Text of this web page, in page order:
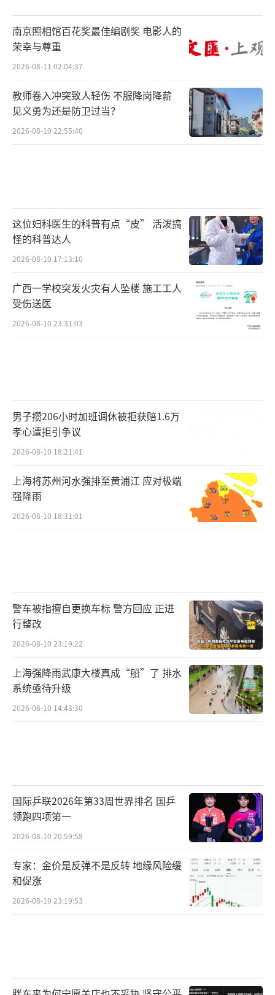
南京照相馆百花奖最佳编剧奖 电影人的
荣幸与尊重
2026-08-11 02:04:37
教师卷入冲突致人轻伤 不服降岗降薪
见义勇为还是防卫过当？
2026-08-10 22:55:40
这位妇科医生的科普有点“皮” 活泼搞
怪的科普达人
2026-08-10 17:13:10
广西一学校突发火灾有人坠楼 施工工人
受伤送医
2026-08-10 23:31:03
男子攒206小时加班调休被拒获赔1.6万
孝心遭拒引争议
2026-08-10 18:21:41
上海将苏州河水强排至黄浦江 应对极端
强降雨
2026-08-10 18:31:01
警车被指擅自更换车标 警方回应 正进
行整改
2026-08-10 23:19:22
上海强降雨武康大楼真成“船”了 排水
系统亟待升级
2026-08-10 14:43:30
国际乒联2026年第33周世界排名 国乒
领跑四项第一
2026-08-10 20:59:58
专家：金价是反弹不是反转 地缘风险缓
和促涨
2026-08-10 23:19:53